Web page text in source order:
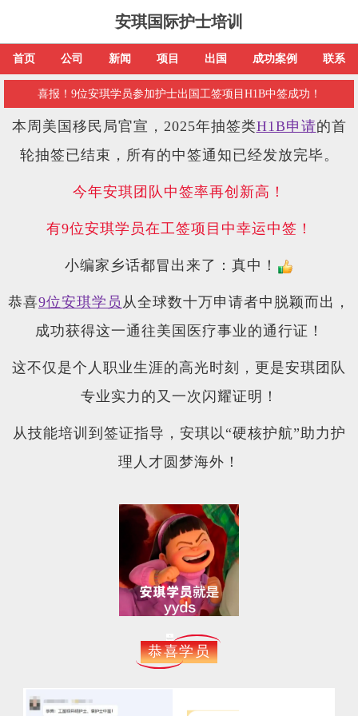
安琪国际护士培训
首页 公司 新闻 项目 出国 成功案例 联系
喜报！9位安琪学员参加护士出国工签项目H1B中签成功！
本周美国移民局官宣，2025年抽签类H1B申请的首
轮抽签已结束，所有的中签通知已经发放完毕。
今年安琪团队中签率再创新高！
有9位安琪学员在工签项目中幸运中签！
小编家乡话都冒出来了：真中！
恭喜9位安琪学员 从全球数十万申请者中脱颖而出，
成功获得这一通往美国医疗事业的通行证！
这不仅是个人职业生涯的高光时刻，更是安琪团队
专业实力的又一次闪耀证明！
从技能培训到签证指导，安琪以“硬核护航”助力护
理人才圆梦海外！
恭喜学员